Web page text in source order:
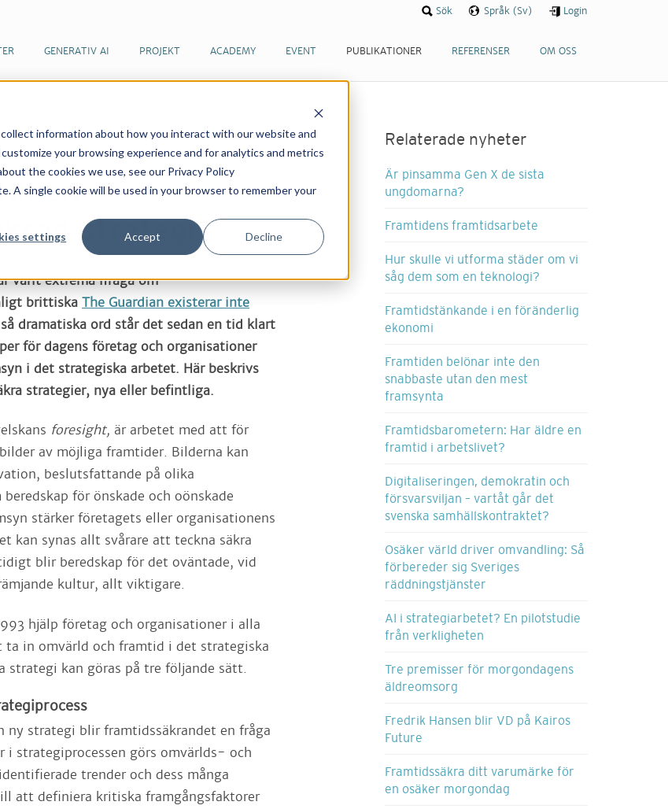
information about how you interact with our website and
your browsing experience and for analytics and metrics
the cookies we use, see our Privacy Policy
A single cookie will be used in your browser to remember your
settings Accept Decline
GENERATIV AI PROJEKT ACADEMY EVENT PUBLIKATIONER REFERENSER OM OSS
Sök Språk (Sv) Login
Tre vägar till en framtidssäkrad strategi
en
strategi
varit extrema ifråga om
brittiska The Guardian existerar inte
dramatiska ord står det sedan en tid klart
för dagens företag och organisationer
i det strategiska arbetet. Här beskrivs
strategier, nya eller befintliga.
foresight, är arbetet med att för
av möjliga framtider. Bilderna kan
beslutsfattande på olika
för önskade och oönskade
stärker företagets eller organisationens
kan synas allt svårare att teckna säkra
blir beredskap för det oväntade, vid
kultur, allt viktigare.
hjälp företag och organisationer i alla
ta in omvärld och framtid i det strategiska
strategi kan göras på tre följande sätt.
ny strategi blir framtidssäkrandet en fråga
i strategiprocessen görs omvärlds- och
trender och dess många
att definiera kritiska framgångsfaktorer
Relaterade nyheter
Är pinsamma Gen X de sista
ungdomarna?
Framtidens framtidsarbete
Hur skulle vi utforma städer om vi
såg dem som en teknologi?
Framtidstänkande i en föränderlig
ekonomi
Framtiden belönar inte den
snabbaste utan den mest
framsynta
Framtidsbarometern: Har äldre en
framtid i arbetslivet?
Digitaliseringen, demokratin och
försvarsviljan – vartåt går det
svenska samhällskontraktet?
Osäker värld driver omvandling: Så
förbereder sig Sveriges
räddningstjänster
AI i strategiarbetet? En pilotstudie
från verkligheten
Tre premisser för morgondagens
äldreomsorg
Fredrik Hansen blir VD på Kairos
Future
Framtidssäkra ditt varumärke för
en osäker morgondag